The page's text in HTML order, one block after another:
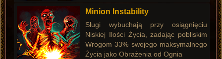
Minion Instability
Sługi wybuchają przy osiągnięciu
Niskiej Ilości Życia, zadając pobliskim
Wrogom 33% swojego maksymalnego
Życia jako Obrażenia od Ognia